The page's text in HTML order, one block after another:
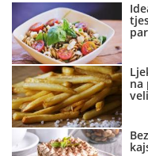
na